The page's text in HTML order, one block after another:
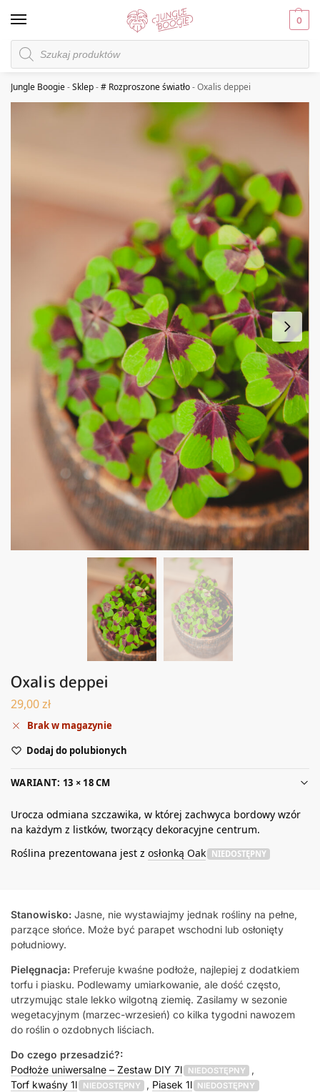
0
Jungle Boogie-Sklep-# Rozproszone światło-Oxalis deppei
Oxalis deppei
29,00zł
Brak w magazynie
Dodaj do polubionych
WARIANT: 13 × 18 CM
Urocza odmiana szczawika, w której zachwyca bordowy wzór
na każdym z listków, tworzący dekoracyjne centrum.
Roślina prezentowana jest z osłonką Oak NIEDOSTĘPNY
Stanowisko: Jasne, nie wystawiajmy jednak rośliny na pełne,
parzące słońce. Może być parapet wschodni lub osłonięty
południowy.
Pielęgnacja: Preferuje kwaśne podłoże, najlepiej z dodatkiem
torfu i piasku. Podlewamy umiarkowanie, ale dość często,
utrzymując stale lekko wilgotną ziemię. Zasilamy w sezonie
wegetacyjnym (marzec-wrzesień) co kilka tygodni nawozem
do roślin o ozdobnych liściach.
Do czego przesadzić?:
Podłoże uniwersalne – Zestaw DIY 7l
NIEDOSTĘPNY
,
Torf kwaśny 1l
NIEDOSTĘPNY , Piasek 1l NIEDOSTĘPNY